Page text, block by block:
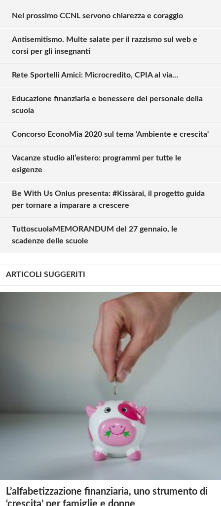
Nel prossimo CCNL servono chiarezza e coraggio
Antisemitismo. Multe salate per il razzismo sul web e
corsi per gli insegnanti
Rete Sportelli Amici: Microcredito, CPIA al via…
Educazione finanziaria e benessere del personale della
scuola
Concorso EconoMia 2020 sul tema 'Ambiente e crescita'
Vacanze studio all’estero: programmi per tutte le
esigenze
Be With Us Onlus presenta: #Kissàrai, il progetto guida
per tornare a imparare a crescere
TuttoscuolaMEMORANDUM del 27 gennaio, le
scadenze delle scuole
ARTICOLI SUGGERITI
L’alfabetizzazione finanziaria, uno strumento di